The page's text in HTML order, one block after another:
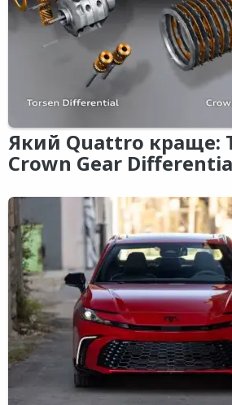
Який Quattro краще:
Crown Gear